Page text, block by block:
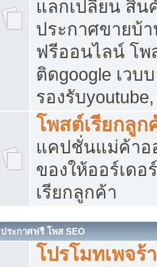
แลกเปลี่ยน สิน
ประกาศขายบ้
ฟรีออนไลน์ โพ
ติดgoogle เวบ
รองรับ
โพสต์เรียกลูก
แคปชั่นแม่ค้าอ
ของให้ออร์เดอ
เรียกลูกค้า
ประกาศฟรี โพส SEO
โปรโมทเพจร้